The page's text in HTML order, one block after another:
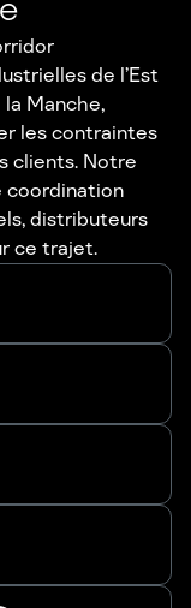
de l’Est
Manche,
les contraintes
clients. Notre
coordination
distributeurs
ce trajet.